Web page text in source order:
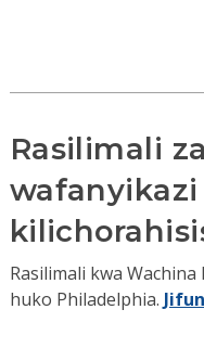
Rasilimali
Rasilimali kwa
huko Philadelphia.